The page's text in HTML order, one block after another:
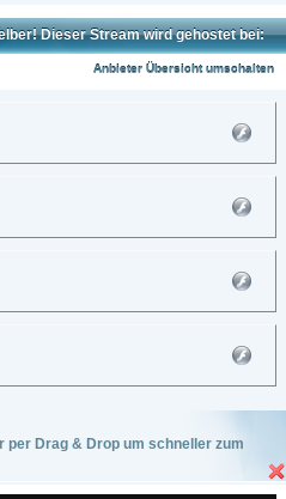
Dieser Stream wird gehostet bei:
Anbieter Übersicht umschalten
per Drag & Drop um schneller zum